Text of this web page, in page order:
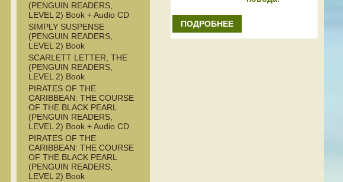
(PENGUIN READERS,
LEVEL 2) Book + Audio CD
SIMPLY SUSPENSE
(PENGUIN READERS,
LEVEL 2) Book
SCARLETT LETTER, THE
(PENGUIN READERS,
LEVEL 2) Book
PIRATES OF THE
CARIBBEAN: THE COURSE
OF THE BLACK PEARL
(PENGUIN READERS,
LEVEL 2) Book + Audio CD
PIRATES OF THE
CARIBBEAN: THE COURSE
OF THE BLACK PEARL
(PENGUIN READERS,
LEVEL 2) Book
ПОДРОБНЕЕ